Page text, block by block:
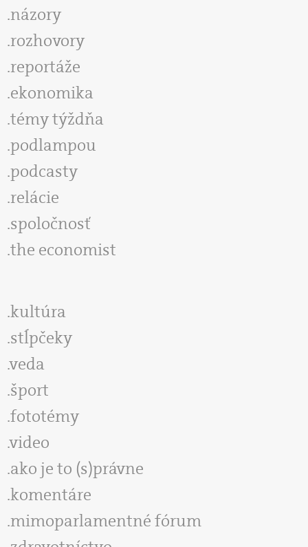
názory
rozhovory
reportáže
ekonomika
témy týždňa
podlampou
podcasty
relácie
spoločnosť
the economist
kultúra
stĺpčeky
veda
šport
fototémy
video
ako je to (s)právne
komentáre
mimoparlamentné fórum